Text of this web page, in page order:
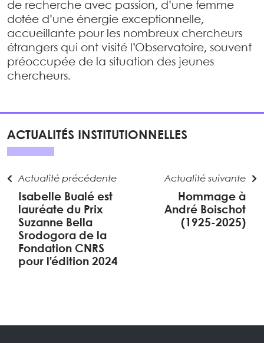
de recherche avec passion, d’une femme
dotée d’une énergie exceptionnelle,
accueillante pour les nombreux chercheurs
étrangers qui ont visité l’Observatoire, souvent
préoccupée de la situation des jeunes
chercheurs.
ACTUALITÉS INSTITUTIONNELLES
Actualité précédente
Isabelle Bualé est
lauréate du Prix
Suzanne Bella
Srodogora de la
Fondation CNRS
pour l’édition 2024
Actualité suivante
Hommage à
André Boischot
(1925-2025)